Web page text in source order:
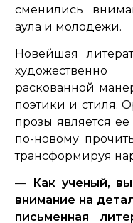
сменились
аула и молодежи.
Новейшая
раскованной
поэтики и стиля.
прозы является
по-новому
трансформируя
— Как ученый,
внимание на
письменная